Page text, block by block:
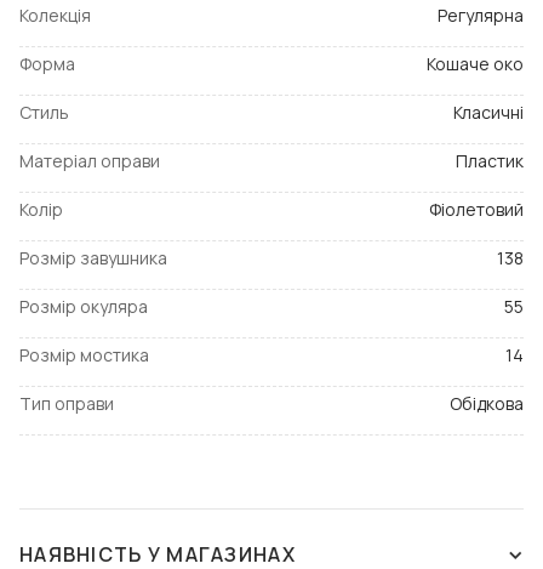
Колекція Регулярна
Форма Кошаче око
Стиль Класичні
Матеріал оправи Пластик
Колір Фіолетовий
Розмір завушника 138
Розмір окуляра 55
Розмір мостика 14
Тип оправи Обідкова
НАЯВНІСТЬ У МАГАЗИНАХ